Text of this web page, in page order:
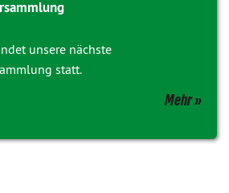
unsere nächste
statt.
Mehr